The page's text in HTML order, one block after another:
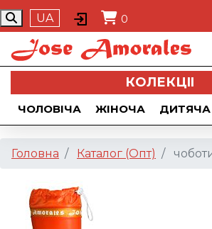
UA 0
КОЛЕКЦII
ЧОЛОВІЧА ЖІНОЧА ДИТЯЧА
Головна Каталог (Опт)